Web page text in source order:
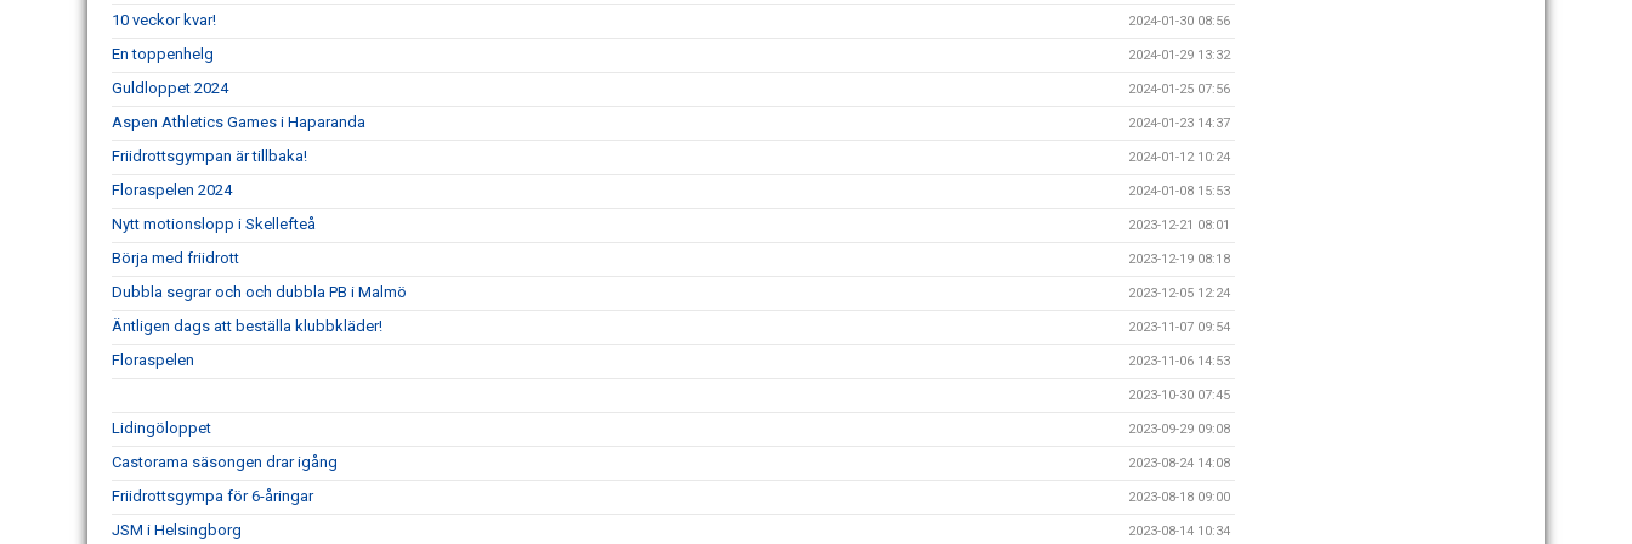
10 veckor kvar! 2024-01-30 08:56
En toppenhelg 2024-01-29 13:32
Guldloppet 2024 2024-01-25 07:56
Aspen Athletics Games i Haparanda 2024-01-23 14:37
Friidrottsgympan är tillbaka! 2024-01-12 10:24
Floraspelen 2024 2024-01-08 15:53
Nytt motionslopp i Skellefteå 2023-12-21 08:01
Börja med friidrott 2023-12-19 08:18
Dubbla segrar och och dubbla PB i Malmö 2023-12-05 12:24
Äntligen dags att beställa klubbkläder! 2023-11-07 09:54
Floraspelen 2023-11-06 14:53
2023-10-30 07:45
Lidingöloppet 2023-09-29 09:08
Castorama säsongen drar igång 2023-08-24 14:08
Friidrottsgympa för 6-åringar 2023-08-18 09:00
JSM i Helsingborg 2023-08-14 10:34